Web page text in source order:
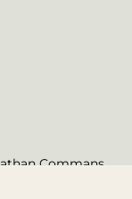
Commans,